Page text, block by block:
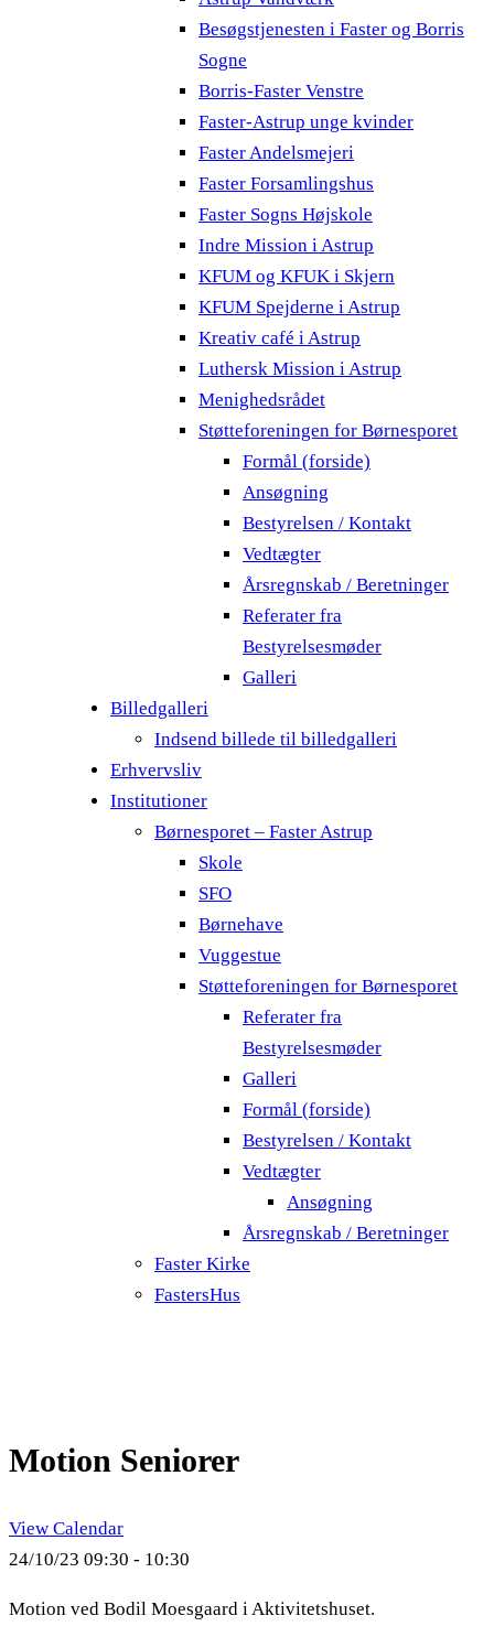
Besøgstjenesten i Faster og Borris
Sogne
Borris-Faster Venstre
Faster-Astrup unge kvinder
Faster Andelsmejeri
Faster Forsamlingshus
Faster Sogns Højskole
Indre Mission i Astrup
KFUM og KFUK i Skjern
KFUM Spejderne i Astrup
Kreativ café i Astrup
Luthersk Mission i Astrup
Menighedsrådet
Støtteforeningen for Børnesporet
Formål (forside)
Ansøgning
Bestyrelsen / Kontakt
Vedtægter
Årsregnskab / Beretninger
Referater fra
Bestyrelsesmøder
Galleri
Billedgalleri
Indsend billede til billedgalleri
Erhvervsliv
Institutioner
Børnesporet – Faster Astrup
Skole
SFO
Børnehave
Vuggestue
Støtteforeningen for Børnesporet
Referater fra
Bestyrelsesmøder
Galleri
Formål (forside)
Bestyrelsen / Kontakt
Vedtægter
Ansøgning
Årsregnskab / Beretninger
Faster Kirke
FastersHus
Motion Seniorer
View Calendar
24/10/23 09:30 - 10:30
Motion ved Bodil Moesgaard i Aktivitetshuset.